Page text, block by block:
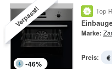
Verpasst!
-46%
Top
Marke:
Preis: